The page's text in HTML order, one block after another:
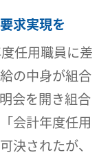
求実現を
任用職員に差
の中身が組合
会を開き組合
会計年度任用
決されたが、